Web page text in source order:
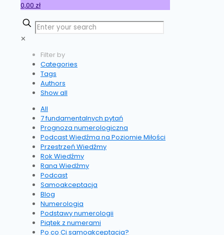
0,00 zł
✕
Filter by
Categories
Tags
Authors
Show all
All
7 fundamentalnych pytań
Prognoza numerologiczna
Podcast Wiedźma na Poziomie Miłości
Przestrzeń Wiedźmy
Rok Wiedźmy
Rana Wiedźmy
Podcast
Samoakceptacja
Blog
Numerologia
Podstawy numerologii
Piątek z numerami
Po co Ci samoakceptacja?